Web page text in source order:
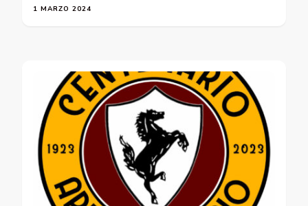
1 MARZO 2024